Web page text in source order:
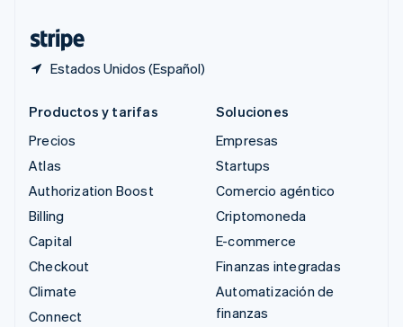
Estados Unidos (Español)
Productos y tarifas
Precios
Atlas
Authorization Boost
Billing
Capital
Checkout
Climate
Connect
Soluciones
Empresas
Startups
Comercio agéntico
Criptomoneda
E-commerce
Finanzas integradas
Automatización de
finanzas